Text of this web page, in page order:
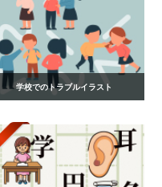
学校でのトラブルイラスト